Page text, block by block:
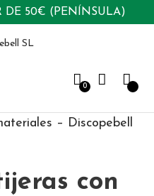
DE 50€ (PENÍNSULA)
0
con